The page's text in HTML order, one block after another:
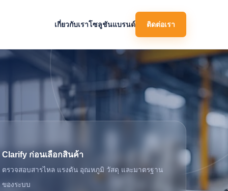
เกี่ยวกับเราโซลูชันแบรนด์ ติดต่อเรา
Clarify ก่อนเลือกสินค้า
ตรวจสอบสารไหล แรงดัน อุณหภูมิ วัสดุ และมาตรฐาน
ของระบบ